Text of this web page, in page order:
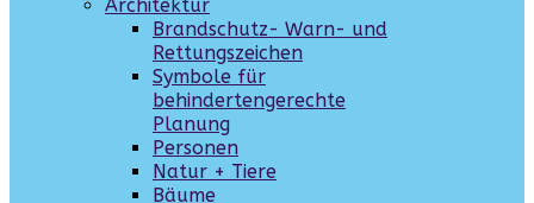
Architektur
Brandschutz- Warn- und
Rettungszeichen
Symbole für
behindertengerechte
Planung
Personen
Natur + Tiere
Bäume